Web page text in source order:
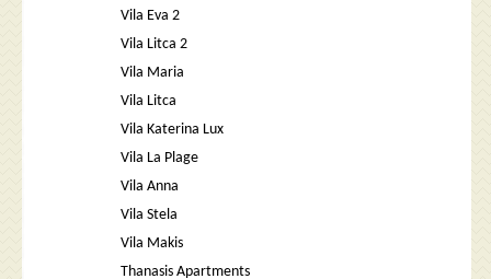
Vila Eva 2
Vila Litca 2
Vila Maria
Vila Litca
Vila Katerina Lux
Vila La Plage
Vila Anna
Vila Stela
Vila Makis
Thanasis Apartments